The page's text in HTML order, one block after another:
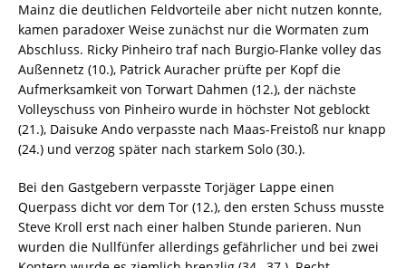
Mainz die deutlichen Feldvorteile aber nicht nutzen konnte,
kamen paradoxer Weise zunächst nur die Wormaten zum
Abschluss. Ricky Pinheiro traf nach Burgio-Flanke volley das
Außennetz (10.), Patrick Auracher prüfte per Kopf die
Aufmerksamkeit von Torwart Dahmen (12.), der nächste
Volleyschuss von Pinheiro wurde in höchster Not geblockt
(21.), Daisuke Ando verpasste nach Maas-Freistoß nur knapp
(24.) und verzog später nach starkem Solo (30.).
Bei den Gastgebern verpasste Torjäger Lappe einen
Querpass dicht vor dem Tor (12.), den ersten Schuss musste
Steve Kroll erst nach einer halben Stunde parieren. Nun
wurden die Nullfünfer allerdings gefährlicher und bei zwei